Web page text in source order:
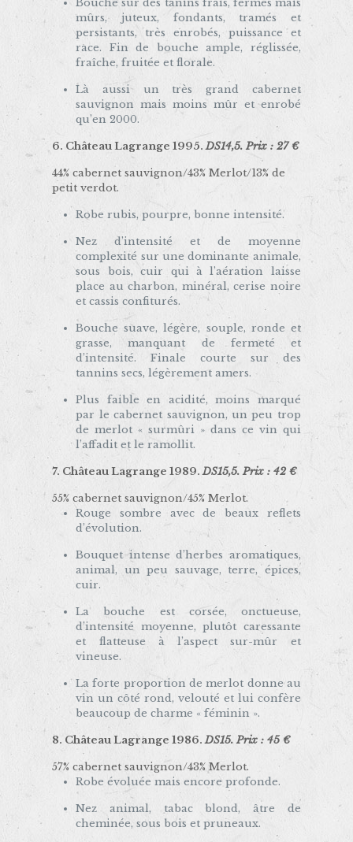
mûrs, juteux, fondants, tramés et
persistants, très enrobés, puissance et
race. Fin de bouche ample, réglissée,
fraîche, fruitée et florale.
Là aussi un très grand cabernet
sauvignon mais moins mûr et enrobé
qu’en 2000.
6. Château Lagrange 1995.DS14,5. Prix : 27 €
44% cabernet sauvignon/43% Merlot/13% de
petit verdot.
Robe rubis, pourpre, bonne intensité.
Nez d’intensité et de moyenne
complexité sur une dominante animale,
sous bois, cuir qui à l’aération laisse
place au charbon, minéral, cerise noire
et cassis confiturés.
Bouche suave, légère, souple, ronde et
grasse, manquant de fermeté et
d’intensité. Finale courte sur des
tannins secs, légèrement amers.
Plus faible en acidité, moins marqué
par le cabernet sauvignon, un peu trop
de merlot « surmûri » dans ce vin qui
l’affadit et le ramollit.
7. Château Lagrange 1989.DS15,5. Prix : 42 €
55% cabernet sauvignon/45% Merlot.
Rouge sombre avec de beaux reflets
d’évolution.
Bouquet intense d’herbes aromatiques,
animal, un peu sauvage, terre, épices,
cuir.
La bouche est corsée, onctueuse,
d’intensité moyenne, plutôt caressante
et flatteuse à l’aspect sur-mûr et
vineuse.
La forte proportion de merlot donne au
vin un côté rond, velouté et lui confère
beaucoup de charme « féminin ».
8. Château Lagrange 1986.DS15. Prix : 45 €
57% cabernet sauvignon/43% Merlot.
Robe évoluée mais encore profonde.
Nez animal, tabac blond, âtre de
cheminée, sous bois et pruneaux.